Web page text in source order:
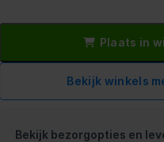
Plaats in
Bekijk winkels
Bekijk bezorgopties en